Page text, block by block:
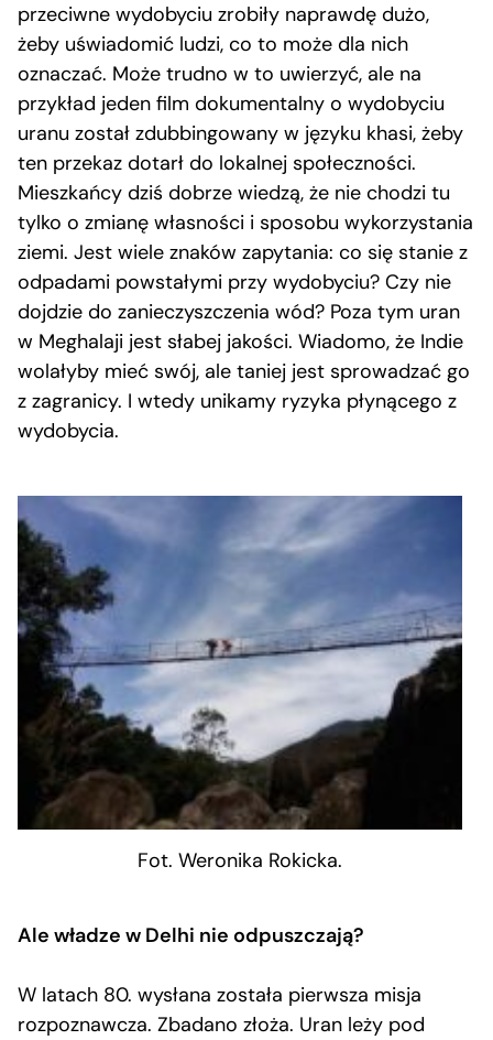
przeciwne wydobyciu zrobiły naprawdę dużo,
żeby uświadomić ludzi, co to może dla nich
oznaczać. Może trudno w to uwierzyć, ale na
przykład jeden film dokumentalny o wydobyciu
uranu został zdubbingowany w języku khasi, żeby
ten przekaz dotarł do lokalnej społeczności.
Mieszkańcy dziś dobrze wiedzą, że nie chodzi tu
tylko o zmianę własności i sposobu wykorzystania
ziemi. Jest wiele znaków zapytania: co się stanie z
odpadami powstałymi przy wydobyciu? Czy nie
dojdzie do zanieczyszczenia wód? Poza tym uran
w Meghalaji jest słabej jakości. Wiadomo, że Indie
wolałyby mieć swój, ale taniej jest sprowadzać go
z zagranicy. I wtedy unikamy ryzyka płynącego z
wydobycia.
Fot. Weronika Rokicka.
Ale władze w Delhi nie odpuszczają?
W latach 80. wysłana została pierwsza misja
rozpoznawcza. Zbadano złoża. Uran leży pod